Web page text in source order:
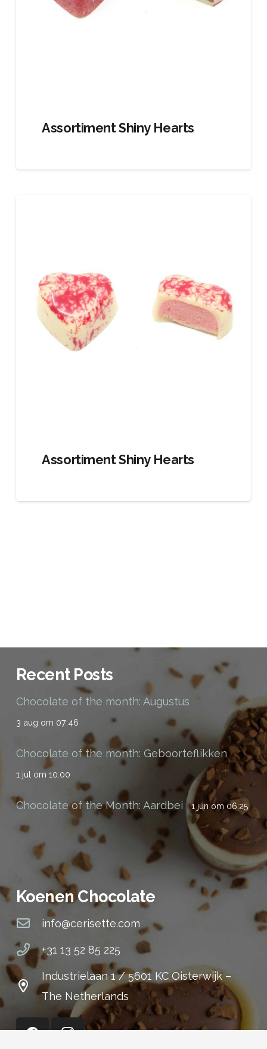
Assortiment Shiny Hearts
Assortiment Shiny Hearts
Recent Posts
Chocolate of the month: Augustus
3 aug om 07:46
Chocolate of the month: Geboorteflikken
1 jul om 10:00
Chocolate of the Month: Aardbei 1 jun om 06:25
Koenen Chocolate
info@cerisette.com
+31 13 52 85 225
Industrielaan 1 / 5601 KC Oisterwijk –
The Netherlands